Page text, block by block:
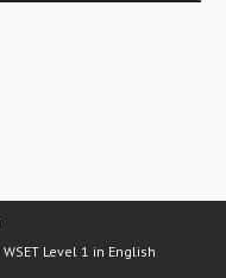
WSET Level 1 in English